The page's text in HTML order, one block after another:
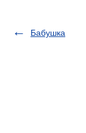
Бабушка